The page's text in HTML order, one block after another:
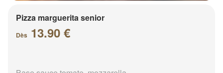
Pizza marguerita senior
Dès 13.90 €